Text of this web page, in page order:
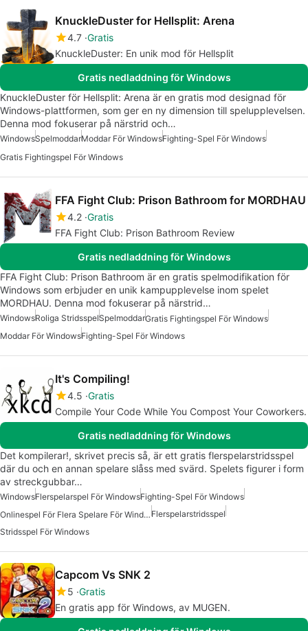
KnuckleDuster for Hellsplit: Arena
4.7 Gratis
KnuckleDuster: En unik mod för Hellsplit
Gratis nedladdning för Windows
KnuckleDuster för Hellsplit: Arena är en gratis mod designad för
Windows-plattformen, som ger en ny dimension till spelupplevelsen.
Denna mod fokuserar på närstrid och…
WindowsSpelmoddarModdar För WindowsFighting-Spel För Windows
Gratis Fightingspel För Windows
FFA Fight Club: Prison Bathroom for MORDHAU
4.2 Gratis
FFA Fight Club: Prison Bathroom Review
Gratis nedladdning för Windows
FFA Fight Club: Prison Bathroom är en gratis spelmodifikation för
Windows som erbjuder en unik kampupplevelse inom spelet
MORDHAU. Denna mod fokuserar på närstrid…
WindowsRoliga StridsspelSpelmoddarGratis Fightingspel För Windows
Moddar För WindowsFighting-Spel För Windows
It's Compiling!
4.5 Gratis
Compile Your Code While You Compost Your Coworkers.
Gratis nedladdning för Windows
Det kompilerar!, skrivet precis så, är ett gratis flerspelarstridsspel
där du och en annan spelare slåss med svärd. Spelets figurer i form
av streckgubbar…
WindowsFlerspelarspel För WindowsFighting-Spel För Windows
Onlinespel För Flera Spelare För Windows Flerspelarstridsspel
Stridsspel För Windows
Capcom Vs SNK 2
5 Gratis
En gratis app för Windows, av MUGEN.